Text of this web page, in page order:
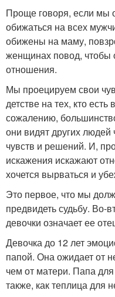
Проще говоря, если мы
обижаться на всех
обижены на маму,
женщинах повод, чтобы
отношения.
Мы проецируем свои
детстве на тех, кто
сожалению,
они видят других людей
чувств и решений. И,
искажения искажают
хочется вырваться и
Это первое, что мы
предвидеть судьбу. Во-
девочки означает ее
Девочка до 12 лет
папой. Она ожидает от
чем от матери. Папа
также, как теплица для